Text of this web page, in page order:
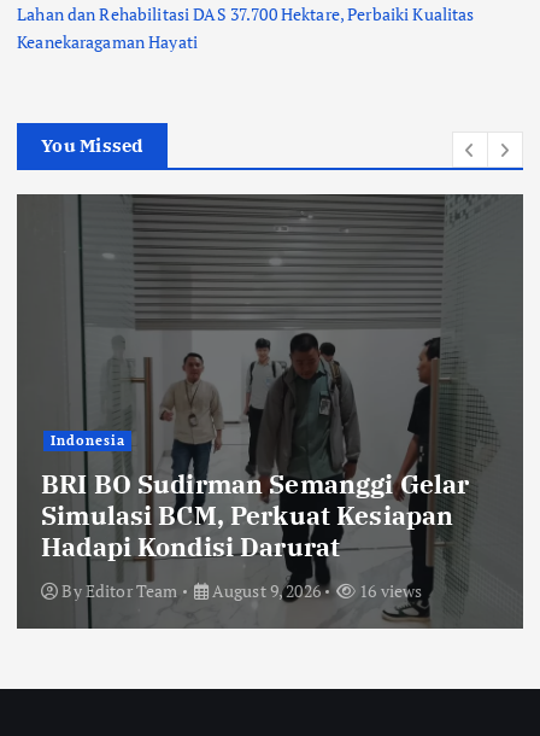
Lahan dan Rehabilitasi DAS 37.700 Hektare, Perbaiki Kualitas
Keanekaragaman Hayati
You Missed
Indonesia
BRI BO Sudirman Semanggi Hadiri
Perayaan HUT ke-7 DWP DPD RI,
Pererat Silaturahmi dan Sinergi
ByEditor Team August 9, 2026 19 views